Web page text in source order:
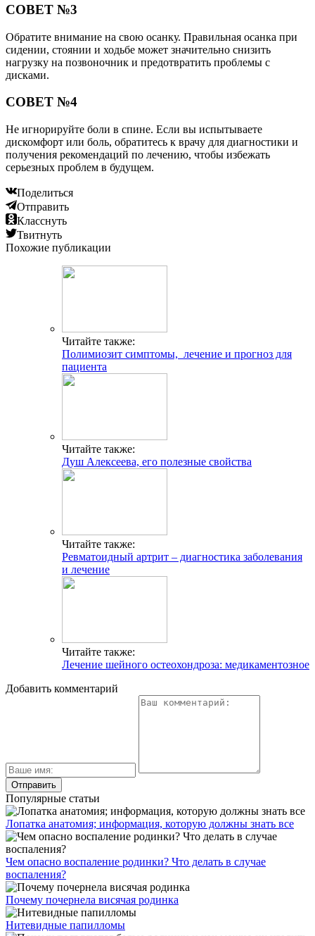
СОВЕТ №3
Обратите внимание на свою осанку. Правильная осанка при
сидении, стоянии и ходьбе может значительно снизить
нагрузку на позвоночник и предотвратить проблемы с
дисками.
СОВЕТ №4
Не игнорируйте боли в спине. Если вы испытываете
дискомфорт или боль, обратитесь к врачу для диагностики и
получения рекомендаций по лечению, чтобы избежать
серьезных проблем в будущем.
Поделиться
Отправить
Класснуть
Твитнуть
Похожие публикации
Читайте также:
Полимиозит симптомы, лечение и прогноз для
пациента
Читайте также:
Душ Алексеева, его полезные свойства
Читайте также:
Ревматоидный артрит – диагностика заболевания
и лечение
Читайте также:
Лечение шейного остеохондроза: медикаментозное
Добавить комментарий
Популярные статьи
Лопатка анатомия; информация, которую должны знать все
Чем опасно воспаление родинки? Что делать в случае
воспаления?
Почему почернела висячая родинка
Нитевидные папилломы